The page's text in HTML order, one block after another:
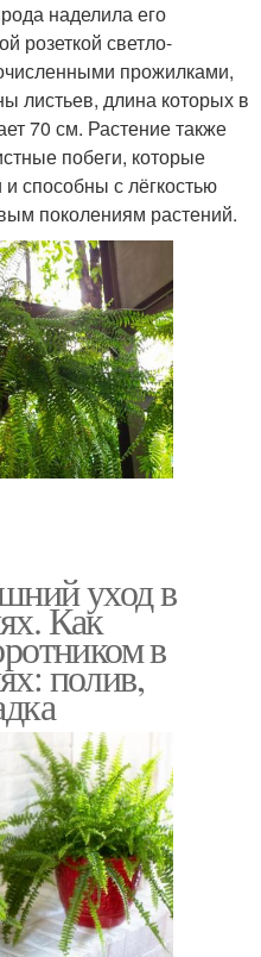
наделила его
розеткой светло-
прожилками,
листьев, длина которых в
70 см. Растение также
побеги, которые
способны с лёгкостью
поколениям растений.
уход в
Как
в
полив,